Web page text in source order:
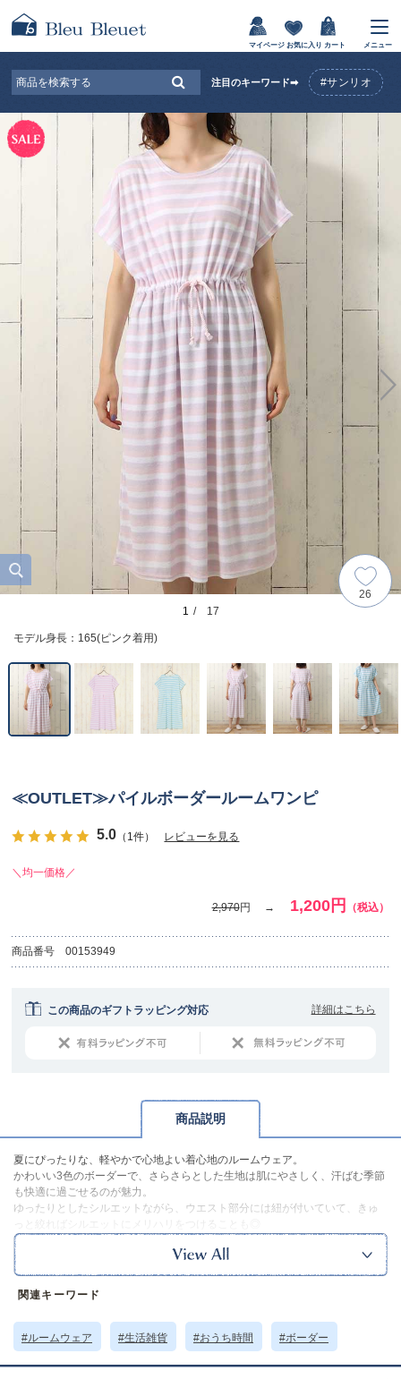
マイページ お気に入り カート メニュー
注目のキーワード➡ #サンリオ
モデル身長：165(ピンク着用)
1 / 17
26
≪OUTLET≫パイルボーダールームワンピ
5.0 （1件） レビューを見る
＼均一価格／
2,970円 1,200円 （税込）
商品番号 00153949
この商品のギフトラッピング対応 詳細はこちら
商品説明
夏にぴったりな、軽やかで心地よい着心地のルームウェア。
かわいい3色のボーダーで、さらさらとした生地は肌にやさしく、汗ばむ季節
も快適に過ごせるのが魅力。
ゆったりとしたシルエットながら、ウエスト部分には紐が付いていて、きゅ
自分用はもちろん、夏の贈り物にもおすすめ。
海辺のお散歩や旅行先、おうち時間にもぴったりのルームワンピースです。
ｰｰｰｰｰｰｰｰｰｰｰｰｰｰｰｰｰｰ
裏地：なし
透け感：ややあり
ｰｰｰｰｰｰｰｰｰｰｰｰｰｰｰｰｰｰ
※本品に付いているご注意書きをお読みの上ご使用ください。
関連キーワード
#ルームウェア #生活雑貨 #おうち時間 #ボーダー